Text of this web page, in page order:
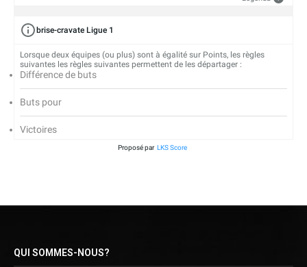
brise-cravate Ligue 1
Lorsque deux équipes (ou plus) sont à égalité sur Points, les règles
suivantes les règles suivantes permettent de les départager :
Différence de buts
Buts pour
Victoires
Proposé par LKS Score
QUI SOMMES-NOUS?